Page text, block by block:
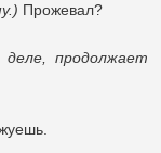
Прожевал?
продолжает